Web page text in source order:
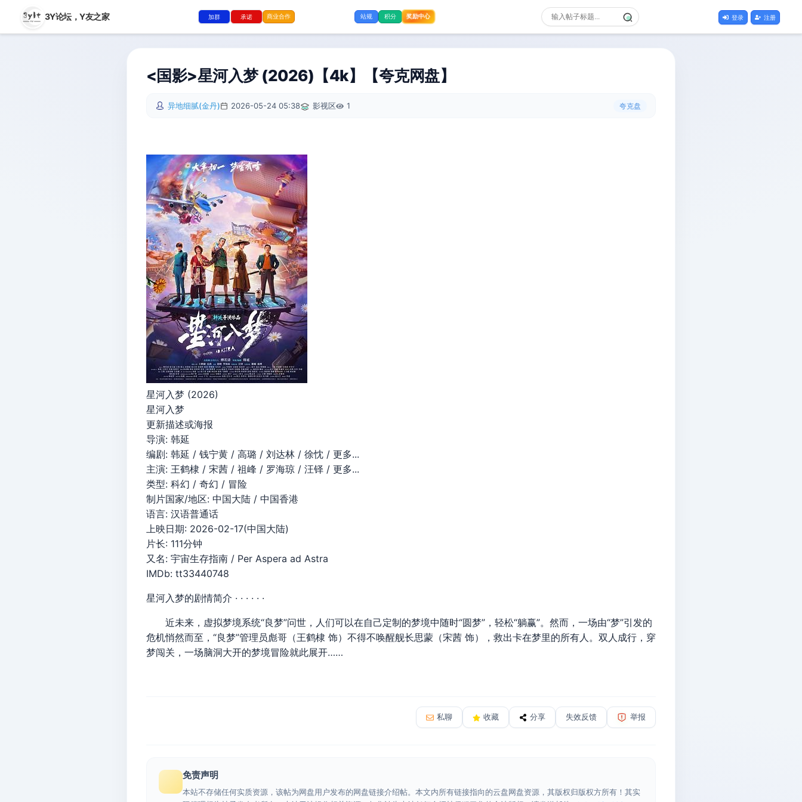
3Y论坛，Y友之家 加群 承诺 商业合作 站规 积分 奖励中心 登录 注册
<国影>星河入梦 (2026)【4k】【夸克网盘】
异地细腻(金丹) 2026-05-24 05:38 影视区 1 夸克盘
星河入梦 (2026)
星河入梦
更新描述或海报
导演: 韩延
编剧: 韩延 / 钱宁黄 / 高璐 / 刘达林 / 徐忱 / 更多...
主演: 王鹤棣 / 宋茜 / 祖峰 / 罗海琼 / 汪铎 / 更多...
类型: 科幻 / 奇幻 / 冒险
制片国家/地区: 中国大陆 / 中国香港
语言: 汉语普通话
上映日期: 2026-02-17(中国大陆)
片长: 111分钟
又名: 宇宙生存指南 / Per Aspera ad Astra
IMDb: tt33440748
星河入梦的剧情简介 · · · · · ·
近未来，虚拟梦境系统“良梦”问世，人们可以在自己定制的梦境中随时“圆梦”，轻松“躺赢”。然而，一场由“梦”引发的
危机悄然而至，“良梦”管理员彪哥（王鹤棣 饰）不得不唤醒舰长思蒙（宋茜 饰），救出卡在梦里的所有人。双人成行，穿
梦闯关，一场脑洞大开的梦境冒险就此展开……
私聊 收藏 分享 失效反馈 举报
免责声明
本站不存储任何实质资源，该帖为网盘用户发布的网盘链接介绍帖。本文内所有链接指向的云盘网盘资源，其版权归版权方所有！其实